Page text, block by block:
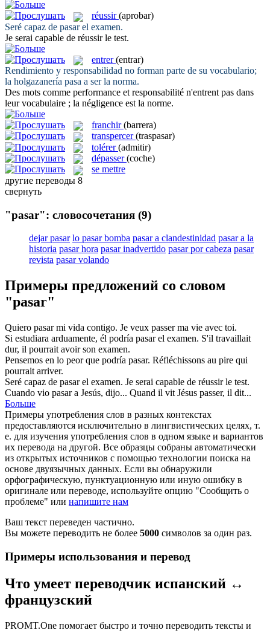
réussir (aprobar)
Seré capaz de pasarel examen.
Je serai capable de réussirle test.
entrer (entrar)
Rendimiento y responsabilidad no forman parte de su vocabulario;
la holgazanería pasa a ser la norma.
Des mots comme performance et responsabilité n'entrent pas dans
leur vocabulaire ; la négligence est la norme.
franchir (barrera)
transpercer (traspasar)
tolérer (admitir)
dépasser (coche)
se mettre
другие переводы 8
свернуть
"pasar": словосочетания (9)
dejar pasar lo pasar bomba pasar a clandestinidad pasar a la
historia pasar hora pasar inadvertido pasar por cabeza pasar
revista pasar volando
Примеры предложений со словом
"pasar"
Quiero pasarmi vida contigo. Je veux passerma vie avec toi.
Si estudiara arduamente, él podría pasarel examen. S'il travaillait
dur, il pourrait avoirson examen.
Pensemos en lo peor que podría pasar. Réfléchissons au pire qui
pourrait arriver.
Seré capaz de pasarel examen. Je serai capable de réussirle test.
Cuando vio pasara Jesús, dijo... Quand il vit Jésus passer, il dit...
Больше
Примеры употребления слов в разных контекстах
предоставляются исключительно в лингвистических целях, т.
е. для изучения употребления слов в одном языке и вариантов
их перевода на другой. Все образцы собраны автоматически
из открытых источников с помощью технологии поиска на
основе двуязычных данных. Если вы обнаружили
орфографическую, пунктуационную или иную ошибку в
оригинале или переводе, используйте опцию "Сообщить о
проблеме" или напишите нам
Ваш текст переведен частично.
Вы можете переводить не более 5000 символов за один раз.
Примеры использования и перевод
Что умеет переводчик испанский ↔
французский
PROMT.One помогает быстро и точно переводить тексты и